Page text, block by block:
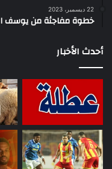
22 ديسمبر، 2023
خطوة مفاجئة من يوسف
أحدث الأخبار